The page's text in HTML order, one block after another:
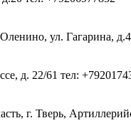
ул. Гагарина, д.4
д. 22/61 тел:
г. Тверь,